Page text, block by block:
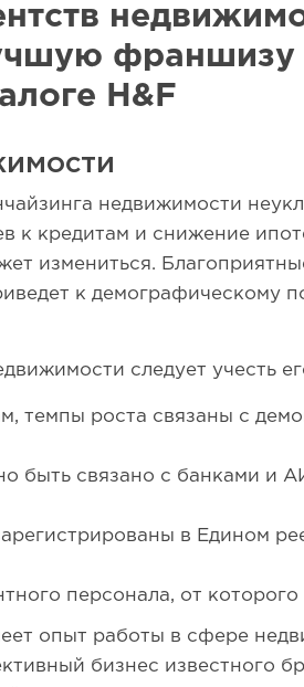
франшизу
H&F
недвижимости
к кредитам и снижение
измениться.
к демографическому
следует учесть
темпы роста связаны с
быть связано с банками
в Едином
персонала, от
опыт работы в сфере
бизнес известного